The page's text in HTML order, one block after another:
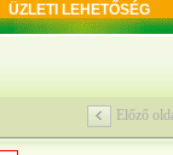
ÜZLETI LEHETŐSÉG
Előző